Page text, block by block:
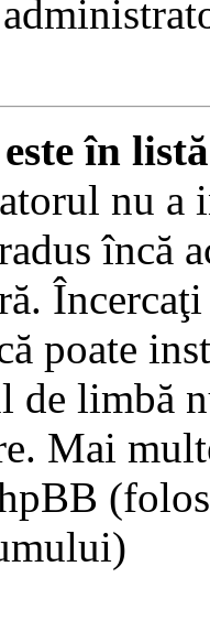
în
nu a
încă
poate
de limbă
Mai